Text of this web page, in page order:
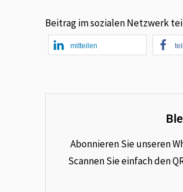
Beitrag im sozialen Netzwerk
mitteilen
Abonnieren Sie unseren
Scannen Sie einfach den